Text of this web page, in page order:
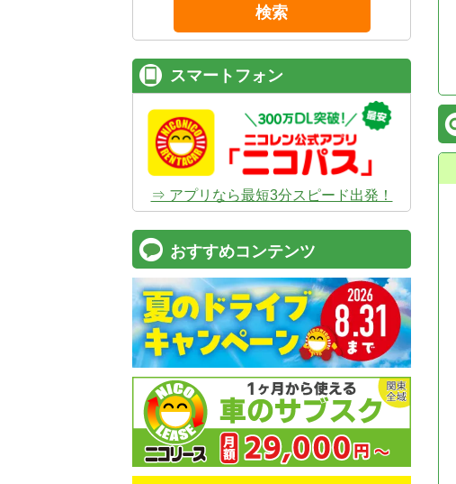
検索
スマートフォン
⇒ アプリなら最短3分スピード出発！
おすすめコンテンツ